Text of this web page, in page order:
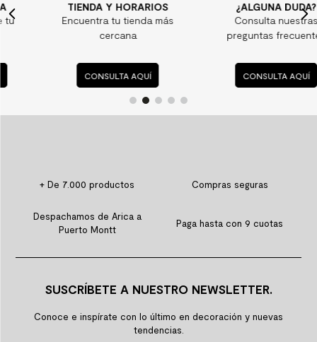
TIENDA Y HORARIOS
Encuentra tu tienda más
CONSULTA AQUÍ
¿ALGUNA DUDA?
Consulta nuestras
preguntas frecuentes
CONSULTA AQUÍ
+ De 7.000 productos Compras seguras
Despachamos de Arica a
Puerto Montt
Paga hasta con 9 cuotas
SUSCRÍBETE A NUESTRO NEWSLETTER.
Conoce e inspírate con lo último en decoración y nuevas
tendencias.